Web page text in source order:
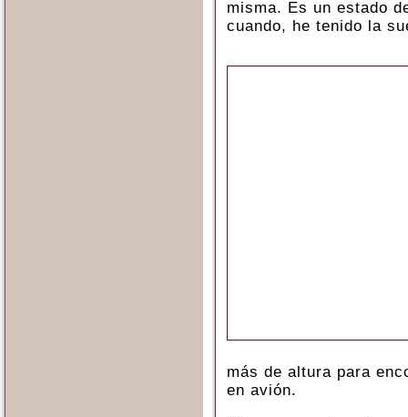
misma. Es un estado
cuando, he tenido la
más de altura para
en avión.